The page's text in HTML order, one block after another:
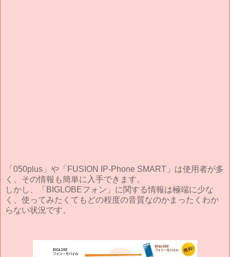
「050plus」や「FUSION IP-Phone SMART」は使用者が多
く、その情報も簡単に入手できます。
しかし、「BIGLOBEフォン」に関する情報は極端に少な
く、使ってみたくてもどの程度の音質なのかまったくわか
らない状況です。